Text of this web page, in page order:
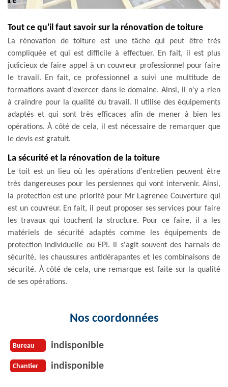
Tout ce qu'il faut savoir sur la rénovation de toiture
La rénovation de toiture est une tâche qui peut être très
compliquée et qui est difficile à effectuer. En fait, il est plus
judicieux de faire appel à un couvreur professionnel pour faire
le travail. En fait, ce professionnel a suivi une multitude de
formations avant d'exercer dans le domaine. Ainsi, il n'y a rien
à craindre pour la qualité du travail. Il utilise des équipements
adaptés et qui sont très efficaces afin de mener à bien les
opérations. À côté de cela, il est nécessaire de remarquer que
le devis est gratuit.
La sécurité et la rénovation de la toiture
Le toit est un lieu où les opérations d'entretien peuvent être
très dangereuses pour les persiennes qui vont intervenir. Ainsi,
la protection est une priorité pour Mr Lagrenee Couverture qui
est un couvreur. En fait, il peut proposer ses services pour faire
les travaux qui touchent la structure. Pour ce faire, il a les
matériels de sécurité adaptés comme les équipements de
protection individuelle ou EPI. Il s'agit souvent des harnais de
sécurité, les chaussures antidérapantes et les combinaisons de
sécurité. À côté de cela, une remarque est faite sur la qualité
de ses opérations.
Nos coordonnées
Bureau indisponible
Chantier indisponible